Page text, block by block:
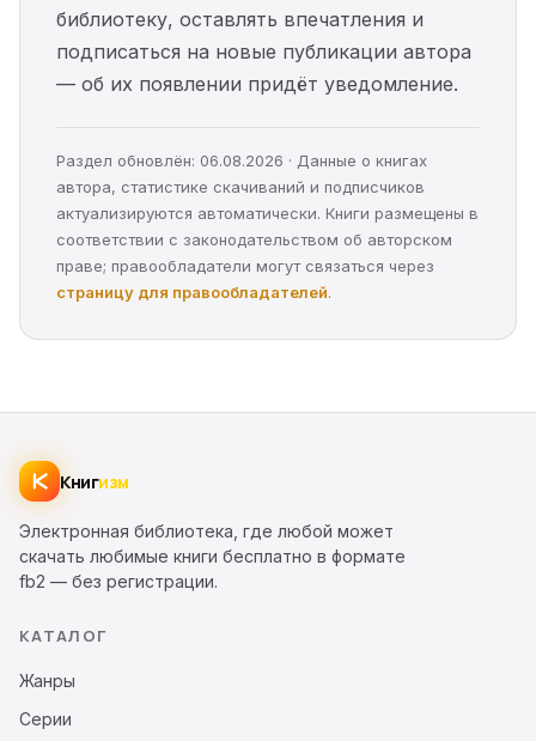
библиотеку, оставлять впечатления и
подписаться на новые публикации автора
— об их появлении придёт уведомление.
Раздел обновлён: 06.08.2026 · Данные о книгах
автора, статистике скачиваний и подписчиков
актуализируются автоматически. Книги размещены в
соответствии с законодательством об авторском
праве; правообладатели могут связаться через
страницу для правообладателей.
Книгизм
Электронная библиотека, где любой может
скачать любимые книги бесплатно в формате
fb2 — без регистрации.
КАТАЛОГ
Жанры
Серии